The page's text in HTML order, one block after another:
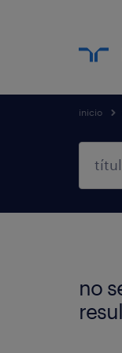
inicio
no